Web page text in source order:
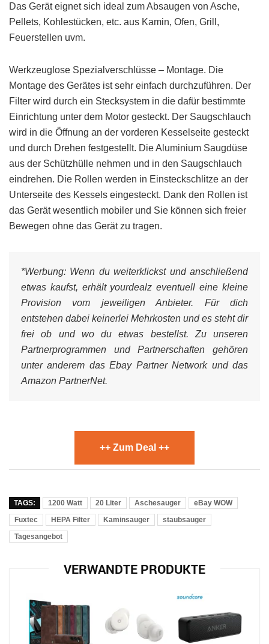
Das Gerät eignet sich ideal zum Absaugen von Asche,
Pellets, Kohlestücken, etc. aus Kamin, Ofen, Grill,
Feuerstellen uvm.
Werkzeuglose Spezialverschlüsse – Montage. Die
Montage des Gerätes ist sehr einfach durchzuführen. Der
Filter wird durch ein Stecksystem in die dafür bestimmte
Einrichtung unter dem Motor gesteckt. Der Saugschlauch
wird in die Öffnung an der vorderen Kesselseite gesteckt
und durch Drehen festgestellt. Die Aluminium Saugdüse
aus der Schützhülle nehmen und in den Saugschlauch
eindrehen. Die Rollen werden in Einsteckschlitze an der
Unterseite des Kessels eingesteckt. Dank den Rollen ist
das Gerät wesentlich mobiler und Sie können sich freier
Bewegen ohne das Gerät zu tragen.
*Werbung: Wenn du weiterklickst und anschließend
etwas kaufst, erhält yourdealz eventuell eine kleine
Provision vom jeweiligen Anbieter. Für dich
entstehen dabei keinerlei Mehrkosten und es steht dir
frei ob und wo du etwas bestellst. Zu unseren
Partnerprogrammen und Partnerschaften gehören
unter anderem das Ebay Partner Network und das
Amazon PartnerNet.
++ Zum Deal ++
TAGS: 1200 Watt 20 Liter Aschesauger
eBay WOW
Fuxtec
HEPA Filter Kaminsauger
staubsauger
Tagesangebot
VERWANDTE PRODUKTE